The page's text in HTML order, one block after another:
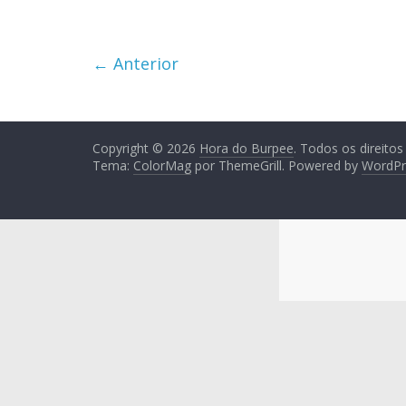
← Anterior
Copyright © 2026 Hora do Burpee. Todos os
Tema: ColorMag por ThemeGrill. Powered by